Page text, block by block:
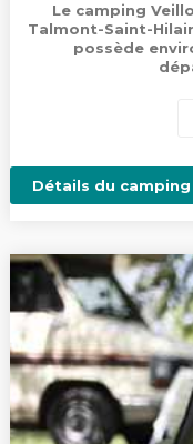
Le camping
Talmont-Saint-
possède
Détails du camping